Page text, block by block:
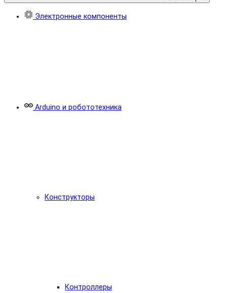
Электронные компоненты
Arduino и робототехника
Конструкторы
Контроллеры